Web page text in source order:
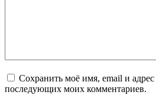
Сохранить моё имя, email и адрес
последующих моих комментариев.